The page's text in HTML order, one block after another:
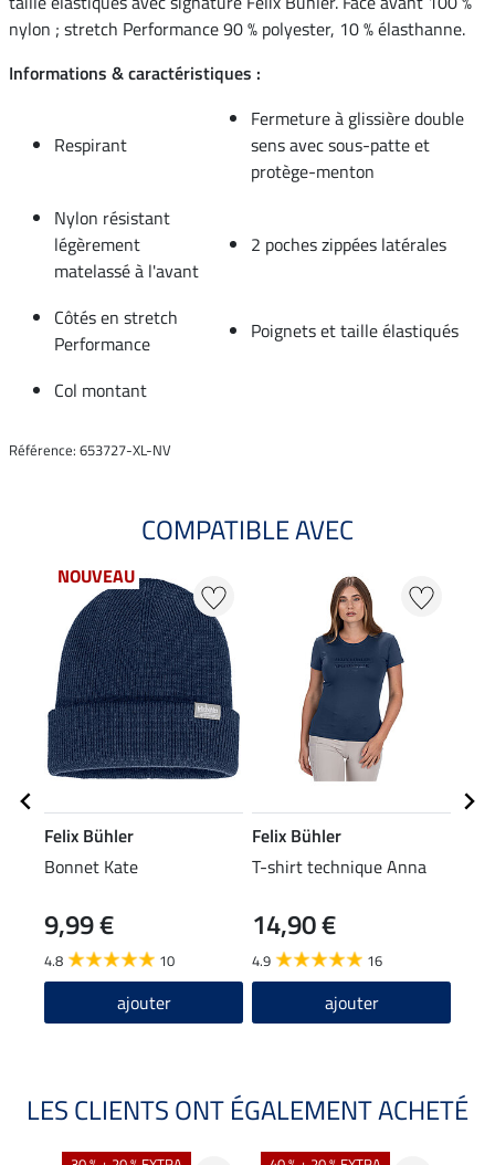
nylon ; stretch Performance 90 % polyester, 10 % élasthanne.
Informations & caractéristiques :
Respirant
Fermeture à glissière double
sens avec sous-patte et
protège-menton
Nylon résistant
légèrement
matelassé à l'avant
2 poches zippées latérales
Côtés en stretch
Performance
Poignets et taille élastiqués
Col montant
Référence: 653727-XL-NV
COMPATIBLE AVEC
NOUVEAU
Felix Bühler
Bonnet Kate
9,99 €
4.8 10
ajouter
Felix Bühler
T-shirt technique Anna
14,90 €
4.9 16
ajouter
LES CLIENTS ONT ÉGALEMENT ACHETÉ